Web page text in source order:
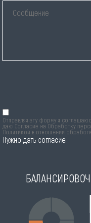
Отправляя эту форму я
даю Согласие на Обработку
Политикой в отношении
Нужно дать согласие